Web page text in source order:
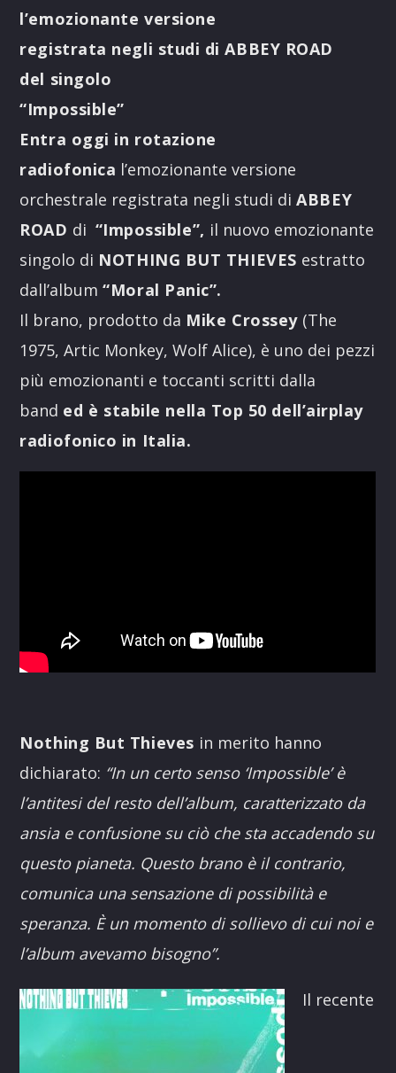
l’emozionante versione
registrata negli studi diABBEY ROAD
del singolo
“Impossible”
Entra oggi in rotazione
radiofonica l’emozionante versione
orchestrale registrata negli studi diABBEY
ROAD di “Impossible”, il nuovo emozionante
singolo di NOTHING BUT THIEVES estratto
dall’album“Moral Panic”.
Il brano, prodotto da Mike Crossey(The
1975, Artic Monkey, Wolf Alice), è uno dei pezzi
più emozionanti e toccanti scritti dalla
band ed è stabile nella Top 50 dell’airplay
radiofonico in Italia.
Nothing But Thieves in merito hanno
dichiarato: “In un certo senso ‘Impossible’ è
l’antitesi del resto dell’album, caratterizzato da
ansia e confusione su ciò che sta accadendo su
questo pianeta. Questo brano è il contrario,
comunica una sensazione di possibilità e
speranza. È un momento di sollievo di cui noi e
l’album avevamo bisogno”.
Il recente